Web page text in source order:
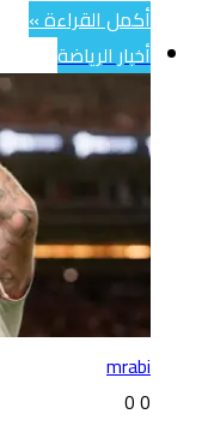
أكمل القراءة »
أخبار الرياضة
mrabi
0